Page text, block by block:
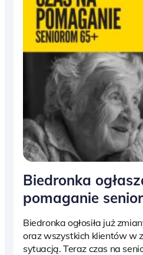
Biedronka
pomaganie
Biedronka ogłosiła już
oraz wszystkich klientów w
sytuacją. Teraz czas na